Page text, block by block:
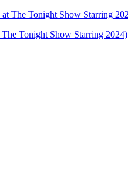
Tonight Show Starring 2024)